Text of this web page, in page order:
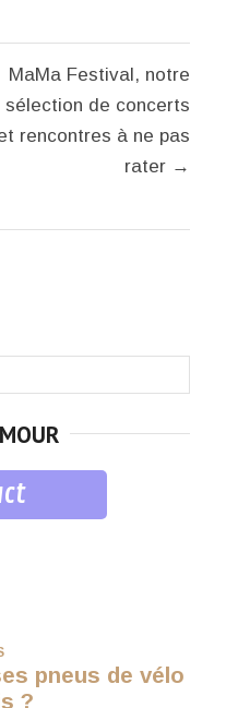
MaMa Festival, notre
sélection de concerts
rencontres à ne pas
rater →